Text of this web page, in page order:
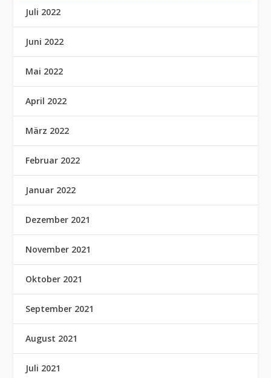
Juli 2022
Juni 2022
Mai 2022
April 2022
März 2022
Februar 2022
Januar 2022
Dezember 2021
November 2021
Oktober 2021
September 2021
August 2021
Juli 2021